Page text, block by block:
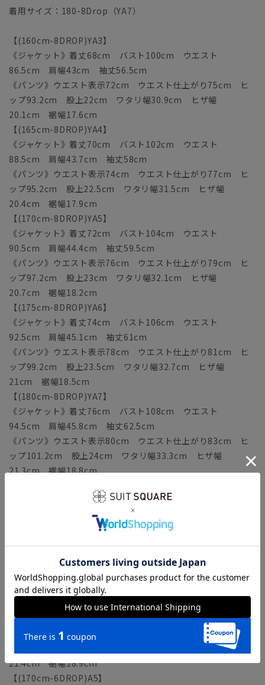
着用サイズ：180-8Drop（YA7）
【(160cm-8DROP)YA3】
《ジャケット》着丈68cm バスト100cm ウエスト
86.5cm 肩幅43cm 袖丈56.5cm
《パンツ》ウエスト表示72cm ウエスト仕上がり75cm ヒ
ップ93.2cm 股上22cm ワタリ幅30.9cm ヒザ幅
20.1cm 裾幅17.6cm
【(165cm-8DROP)YA4】
《ジャケット》着丈70cm バスト102cm ウエスト
88.5cm 肩幅43.7cm 袖丈58cm
《パンツ》ウエスト表示74cm ウエスト仕上がり77cm ヒ
ップ95.2cm 股上22.5cm ワタリ幅31.5cm ヒザ幅
20.4cm 裾幅17.9cm
【(170cm-8DROP)YA5】
《ジャケット》着丈72cm バスト104cm ウエスト
90.5cm 肩幅44.4cm 袖丈59.5cm
《パンツ》ウエスト表示76cm ウエスト仕上がり79cm ヒ
ップ97.2cm 股上23cm ワタリ幅32.1cm ヒザ幅
20.7cm 裾幅18.2cm
【(175cm-8DROP)YA6】
《ジャケット》着丈74cm バスト106cm ウエスト
92.5cm 肩幅45.1cm 袖丈61cm
《パンツ》ウエスト表示78cm ウエスト仕上がり81cm ヒ
ップ99.2cm 股上23.5cm ワタリ幅32.7cm ヒザ幅
21cm 裾幅18.5cm
【(180cm-8DROP)YA7】
《ジャケット》着丈76cm バスト108cm ウエスト
94.5cm 肩幅45.8cm 袖丈62.5cm
《パンツ》ウエスト表示80cm ウエスト仕上がり83cm ヒ
ップ101.2cm 股上24cm ワタリ幅33.3cm ヒザ幅
21.3cm 裾幅18.8cm
【(160cm-6DROP)A3】
《ジャケット》着丈68cm バスト102cm ウエスト
88.5cm 肩幅43.6cm 袖丈56.5cm
《パンツ》ウエスト表示76cm ウエスト仕上がり79cm ヒ
ップ97.2cm 股上22.5cm ワタリ幅32cm ヒザ幅
21.1cm 裾幅18.6cm
【(165cm-6DROP)A4】
《ジャケット》着丈70cm バスト104cm ウエスト
90.5cm 肩幅44.3cm 袖丈58cm
《パンツ》ウエスト表示78cm ウエスト仕上がり81cm ヒ
ップ99.2cm 股上23cm ワタリ幅32.6cm ヒザ幅
21.4cm 裾幅18.9cm
【(170cm-6DROP)A5】